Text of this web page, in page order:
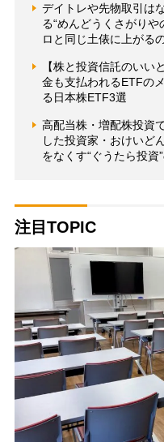
デイトレや先物取引は
る“めんどうくさがり
ロと同じ土俵に上がる
【株と投資信託のいい
金も支払われるETFの
る日本株ETF3選
高配当株・増配株投資
した投資家・おけいど
をなくす“ぐうたら投資”
注目TOPIC